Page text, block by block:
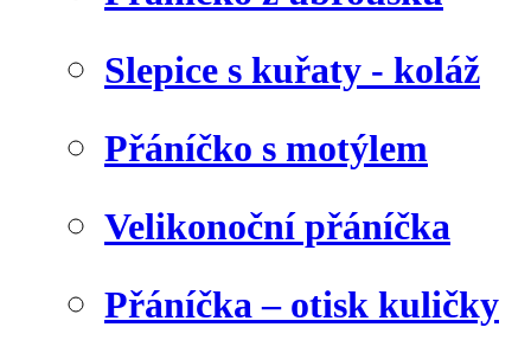
Slepice s kuřaty - koláž
Přáníčko s motýlem
Velikonoční přáníčka
Přáníčka – otisk kuličky